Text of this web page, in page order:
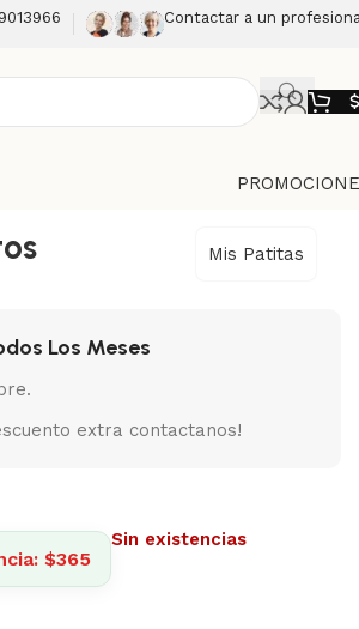
Contactar a un
$
Mis Patitas
Los Meses
extra contactanos!
$365
Sin existencias